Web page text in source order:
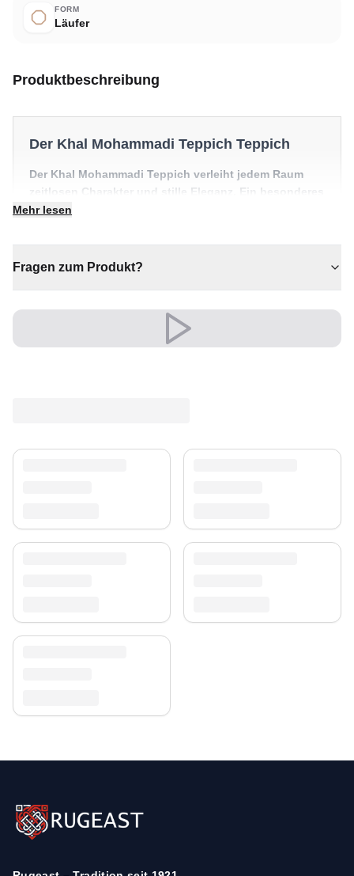
FORM
Läufer
Produktbeschreibung
Der Khal Mohammadi Teppich Teppich
Der Khal Mohammadi Teppich verleiht jedem Raum
zeitlosen Charakter und stille Eleganz. Ein besonderes
Stück, das einen Raum mühelos in Szene setzt.
✔ Verleiht jedem Raum gemütliche Eleganz
✔ Wertet jeden Raum mühelos auf
✔ Vielseitiger Stil für jeden Raum
Mehr lesen
Fragen zum Produkt?